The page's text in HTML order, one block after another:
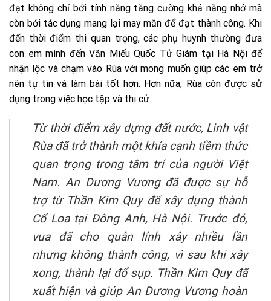
đạt không chỉ bởi tính năng tăng cường khả năng nhớ mà
còn bởi tác dụng mang lại may mắn để đạt thành công. Khi
đến thời điểm thi quan trọng, các phụ huynh thường đưa
con em mình đến Văn Miếu Quốc Tử Giám tại Hà Nội để
nhận lộc và chạm vào Rùa với mong muốn giúp các em trở
nên tự tin và làm bài tốt hơn. Hơn nữa, Rùa còn được sử
dụng trong việc học tập và thi cử.
Từ thời điểm xây dựng đất nước, Linh vật
Rùa đã trở thành một khía cạnh tiềm thức
quan trọng trong tâm trí của người Việt
Nam. An Dương Vương đã được sự hỗ
trợ từ Thần Kim Quy để xây dựng thành
Cổ Loa tại Đông Anh, Hà Nội. Trước đó,
vua đã cho quân lính xây nhiều lần
nhưng không thành công, vì sau khi xây
xong, thành lại đổ sụp. Thần Kim Quy đã
xuất hiện và giúp An Dương Vương hoàn